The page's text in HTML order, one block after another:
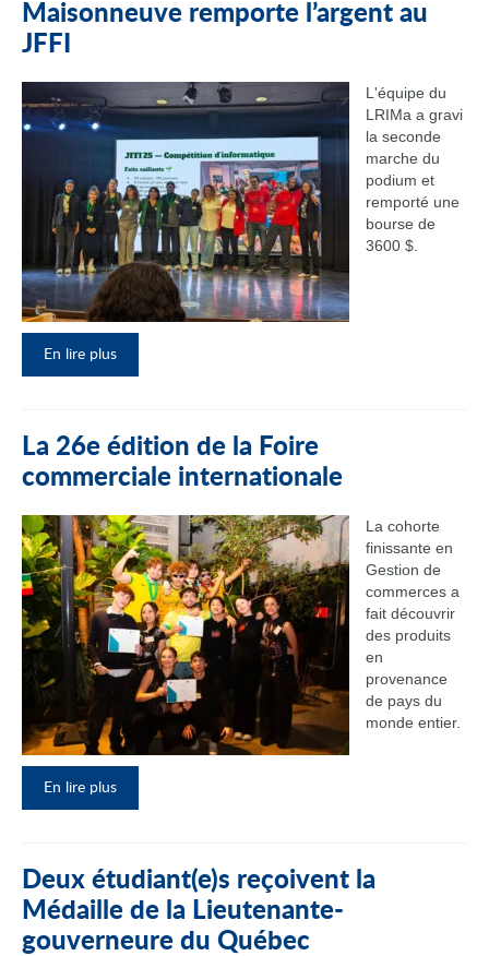
Maisonneuve remporte l’argent au
JFFI
L'équipe du
LRIMa a gravi
la seconde
marche du
podium et
remporté une
bourse de
3600 $.
En lire plus
La 26e édition de la Foire
commerciale internationale
La cohorte
finissante en
Gestion de
commerces a
fait découvrir
des produits
en
provenance
de pays du
monde entier.
En lire plus
Deux étudiant(e)s reçoivent la
Médaille de la Lieutenante-
gouverneure du Québec